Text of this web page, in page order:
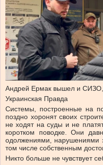
Андрей Ермак вышел и СИЗО,
Украинская Правда
Системы, построенные на
поздно хоронят своих
не ходят на суды и не
коротком поводке. Они
одолжениями, нарушениями
том числе собственным
Никто больше не чувствует